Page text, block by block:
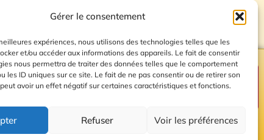
Gérer le consentement
expériences, nous utilisons des technologies telles que les
et/ou accéder aux informations des appareils. Le fait de consentir
nous permettra de traiter des données telles que le comportement
les ID uniques sur ce site. Le fait de ne pas consentir ou de retirer son
avoir un effet négatif sur certaines caractéristiques et fonctions.
Refuser Voir les préférences
du site